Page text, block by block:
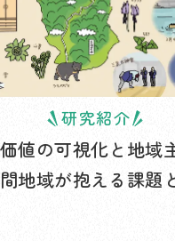
値の可視化と地域
地域が抱える課題
研究紹介